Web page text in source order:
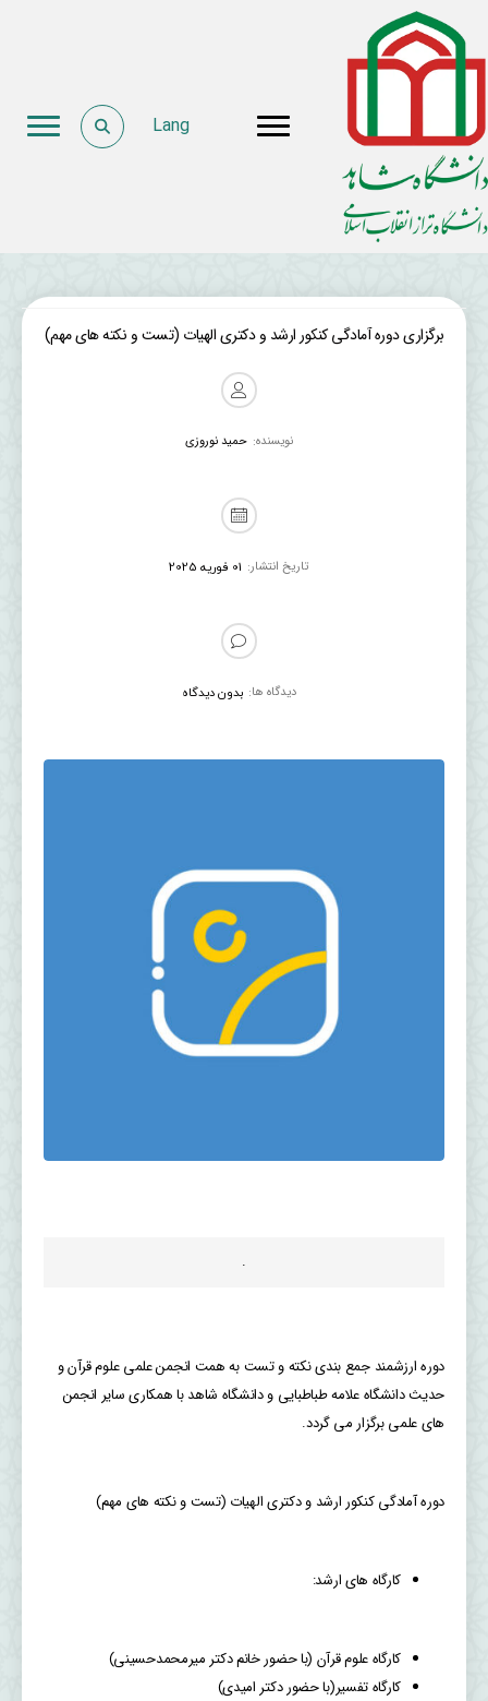
Lang
برگزاری دوره آمادگی کنکور ارشد و دکتری الهیات (تست و نکته های مهم)
نویسنده: حمید نوروزی
تاریخ انتشار: 01 فوریه 2025
دیدگاه ها: بدون دیدگاه
.
دوره ارزشمند جمع بندی نکته و تست به همت انجمن علمی علوم قرآن و
حدیث دانشگاه علامه طباطبایی و دانشگاه شاهد با همکاری سایر انجمن
های علمی برگزار می گردد.
دوره آمادگی کنکور ارشد و دکتری الهیات (تست و نکته های مهم)
کارگاه های ارشد:
کارگاه علوم قرآن (با حضور خانم دکتر میرمحمدحسینی)
کارگاه تفسیر(با حضور دکتر امیدی)